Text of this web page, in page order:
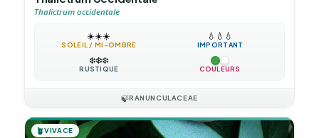
Thalictrum occidentale
☀️☀️☀️
SOLEIL / MI-OMBRE
💧 💧 💧
IMPORTANT
❄️❄️❄️
RUSTIQUE COULEURS
🍃RANUNCULACEAE
🪴VIVACE